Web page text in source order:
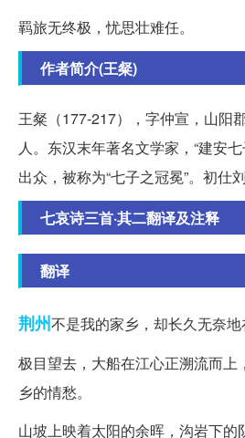
羁旅无终极，忧思壮难任。
作者简介(王粲)
王粲（177-217），字仲宣，山阳
人。东汉末年著名文学家，“建安
出众，被称为“七子之冠冕”。初仕
七哀诗三首·其二翻译及注释
翻译
荆州不是我的家乡，却长久无奈地
极目望去，大船在江心正溯流而上
乡的情愁。
山坡上映着太阳的余晖，沟岩下的